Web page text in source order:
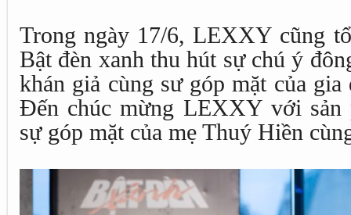
Trong ngày 17/6, LEXXY cũng
Bật đèn xanh thu hút sự chú ý
khán giả cùng sư góp mặt của
Đến chúc mừng LEXXY với sản
sự góp mặt của mẹ Thuý Hiền